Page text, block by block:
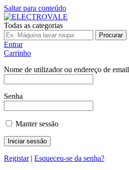
Saltar para conteúdo
Todas as categorias
Procurar
Entrar
Carrinho
Nome de utilizador ou endereço de email
Senha
Manter sessão
Registar| Esqueceu-se da senha?